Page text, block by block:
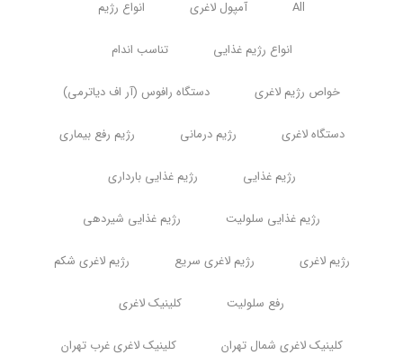
All آمپول لاغری انواع رژیم
انواع رژیم غذایی تناسب اندام
خواص رژیم لاغری دستگاه رافوس (آر اف دیاترمی)
دستگاه لاغری رژیم درمانی رژیم رفع بیماری
رژیم غذایی رژیم غذایی بارداری
رژیم غذایی سلولیت رژیم غذایی شیردهی
رژیم لاغری رژیم لاغری سریع رژیم لاغری شکم
رفع سلولیت کلینیک لاغری
کلینیک لاغری شمال تهران کلینیک لاغری غرب تهران